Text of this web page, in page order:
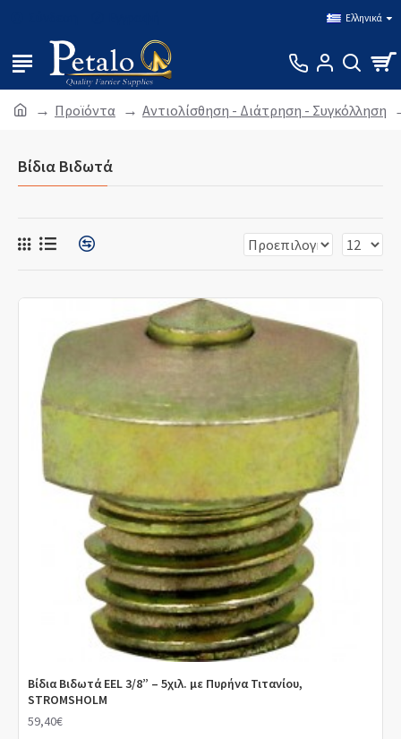
Ελληνικά
Προϊόντα Αντιολίσθηση - Διάτρηση - Συγκόλληση
Βίδια Βιδωτά
Βίδια Βιδωτά EEL 3/8” – 5χιλ. με Πυρήνα Τιτανίου,
STROMSHOLM
59,40€